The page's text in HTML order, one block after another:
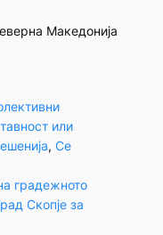
Македонија
или
, Се
градежното
Скопје за